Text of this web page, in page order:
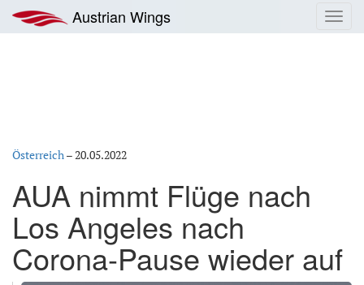
Inhalt
springen
Austrian Wings
Österreich–20.05.2022
AUA nimmt Flüge nach
Los Angeles nach
Corona-Pause wieder auf